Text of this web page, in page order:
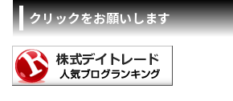
クリックをお願いします